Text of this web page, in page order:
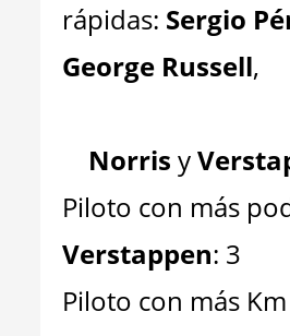
rápidas: Sergio
George Russell,
Norris y
Piloto con más
Verstappen: 3
Piloto con más